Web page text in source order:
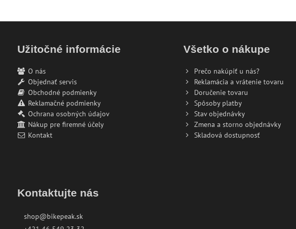
Užitočné informácie
O nás
Objednať servis
Obchodné podmienky
Reklamačné podmienky
Ochrana osobných údajov
Nákup pre firemné účely
Kontakt
Všetko o nákupe
Prečo nakúpiť u nás?
Reklamácia a vrátenie tovaru
Doručenie tovaru
Spôsoby platby
Stav objednávky
Zmena a storno objednávky
Skladová dostupnosť
Kontaktujte nás
shop@bikepeak.sk